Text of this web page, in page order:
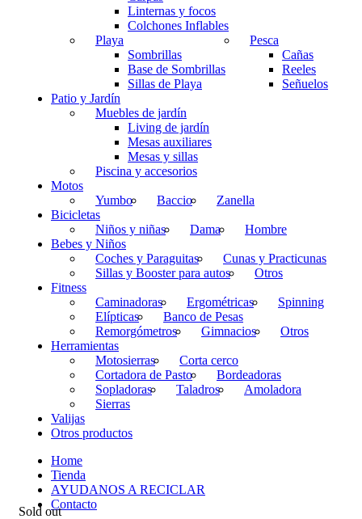
Linternas y focos
Colchones Inflables
Playa
Sombrillas
Base de Sombrillas
Sillas de Playa
Pesca
Cañas
Reeles
Señuelos
Patio y Jardín
Muebles de jardín
Living de jardín
Mesas auxiliares
Mesas y sillas
Piscina y accesorios
Motos
Yumbo
Baccio
Zanella
Bicicletas
Niños y niñas
Dama
Hombre
Bebes y Niños
Coches y Paraguitas
Cunas y Practicunas
Sillas y Booster para autos
Otros
Fitness
Caminadoras
Ergométricas
Spinning
Elípticas
Banco de Pesas
Remorgómetros
Gimnacios
Otros
Herramientas
Motosierras
Corta cerco
Cortadora de Pasto
Bordeadoras
Sopladoras
Taladros
Amoladora
Sierras
Valijas
Otros productos
Home
Tienda
AYUDANOS A RECICLAR
Contacto
Sold out